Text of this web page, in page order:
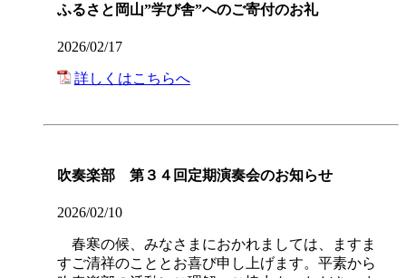
ふるさと岡山”学び舎”へのご寄付のお礼
2026/02/17
詳しくはこちらへ
吹奏楽部 第３４回定期演奏会のお知らせ
2026/02/10
春寒の候、みなさまにおかれましては、ますま
すご清祥のこととお喜び申し上げます。平素から